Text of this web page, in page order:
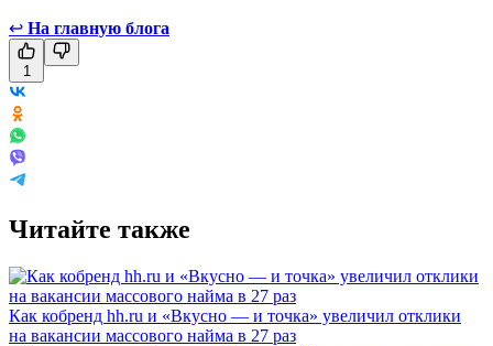
↩ На главную блога
1
Читайте также
Как кобренд hh.ru и «Вкусно — и точка» увеличил отклики
на вакансии массового найма в 27 раз